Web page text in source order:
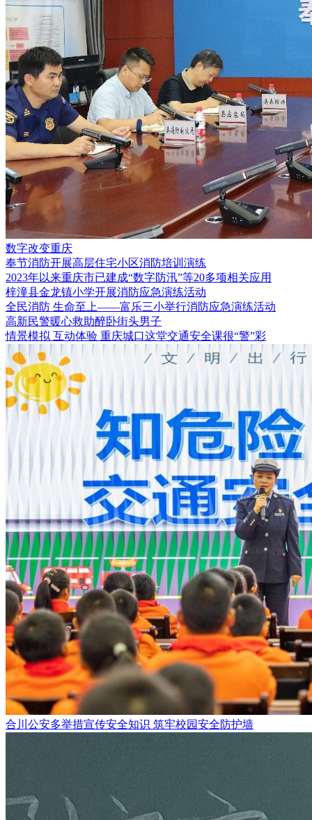
数字改变重庆
奉节消防开展高层住宅小区消防培训演练
2023年以来重庆市已建成“数字防汛”等20多项相关应用
梓潼县金龙镇小学开展消防应急演练活动
全民消防 生命至上——富乐三小举行消防应急演练活动
高新民警暖心救助醉卧街头男子
情景模拟 互动体验 重庆城口这堂交通安全课很“警”彩
合川公安多举措宣传安全知识 筑牢校园安全防护墙